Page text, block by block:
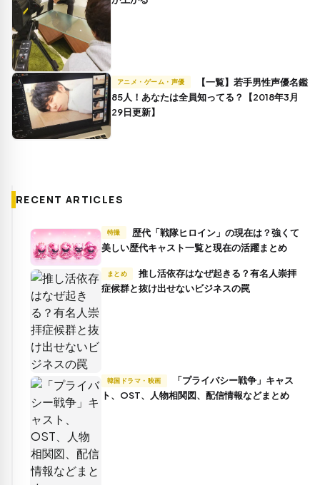
アニメ・ゲーム・声優
85人！あなたは全員知ってる？【2018年3月
29日更新】
RECENT ARTICLES
特撮
美しい歴代キャスト一覧と現在の活躍まとめ
まとめ
推し活依存はなぜ起きる？有名人崇拝
症候群と抜け出せないビジネスの罠
韓国ドラマ・映画
ト、OST、人物相関図、配信情報などまとめ